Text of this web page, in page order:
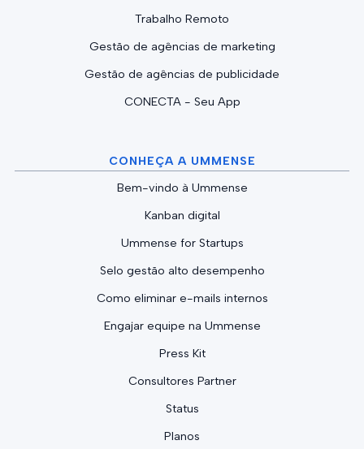
Trabalho Remoto
Gestão de agências de marketing
Gestão de agências de publicidade
CONECTA - Seu App
CONHEÇA A UMMENSE
Bem-vindo à Ummense
Kanban digital
Ummense for Startups
Selo gestão alto desempenho
Como eliminar e-mails internos
Engajar equipe na Ummense
Press Kit
Consultores Partner
Status
Planos